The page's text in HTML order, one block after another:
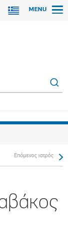
MENU
Επόμενος ιατρός